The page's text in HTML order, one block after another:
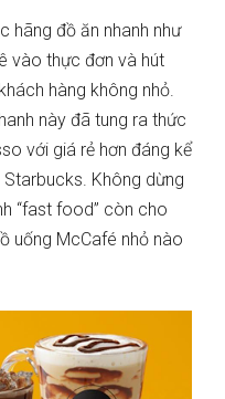
hãng đồ ăn nhanh như
vào thực đơn và hút
hàng không nhỏ.
này đã tung ra thức
với giá rẻ hơn đáng kể
Không dừng
“fast food” còn cho
uống McCafé nhỏ nào